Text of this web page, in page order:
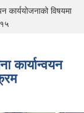
कार्ययोजनाको विषयमा
कार्यान्वयन